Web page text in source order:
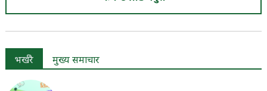
भर्खरै मुख्य समाचार